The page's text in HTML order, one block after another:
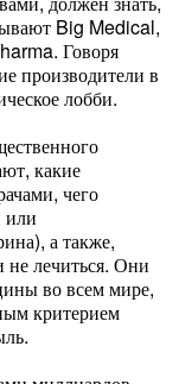
Big Medical,
Говоря
производители в
лобби.
какие
чего
или
а также,
не лечиться. Они
во всем мире,
критерием